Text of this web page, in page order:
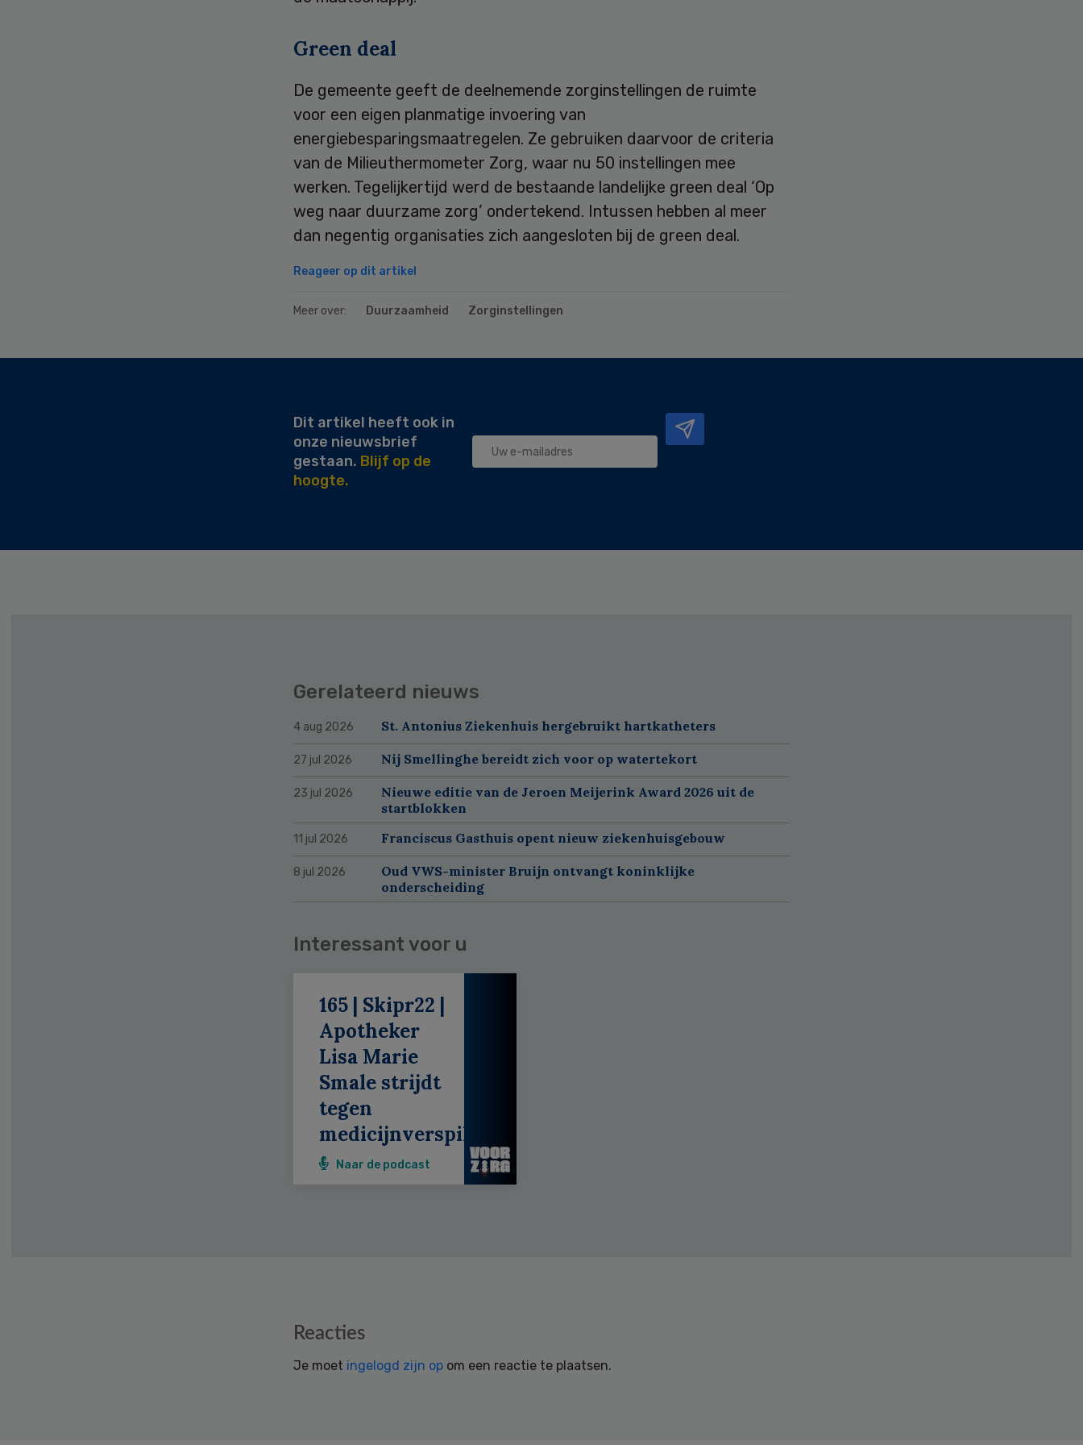
Green deal
De gemeente geeft de deelnemende zorginstellingen de ruimte
voor een eigen planmatige invoering van
energiebesparingsmaatregelen. Ze gebruiken daarvoor de criteria
van de Milieuthermometer Zorg, waar nu 50 instellingen mee
werken. Tegelijkertijd werd de bestaande landelijke green deal ‘Op
weg naar duurzame zorg’ ondertekend. Intussen hebben al meer
dan negentig organisaties zich aangesloten bij de green deal.
Reageer op dit artikel
Meer over: Duurzaamheid Zorginstellingen
Dit artikel heeft ook in
onze nieuwsbrief
gestaan. Blijf op de
hoogte.
Gerelateerd nieuws
4 aug 2026 St. Antonius Ziekenhuis hergebruikt hartkatheters
27 jul 2026 Nij Smellinghe bereidt zich voor op watertekort
23 jul 2026
Nieuwe editie van de Jeroen Meijerink Award 2026 uit de
startblokken
11 jul 2026 Franciscus Gasthuis opent nieuw ziekenhuisgebouw
8 jul 2026
Oud VWS-minister Bruijn ontvangt koninklijke
onderscheiding
Interessant voor u
165 | Skipr22 |
Apotheker
Lisa Marie
Smale strijdt
tegen
medicijnverspilling
Naar de podcast
Reacties
Je moet ingelogd zijn op om een reactie te plaatsen.